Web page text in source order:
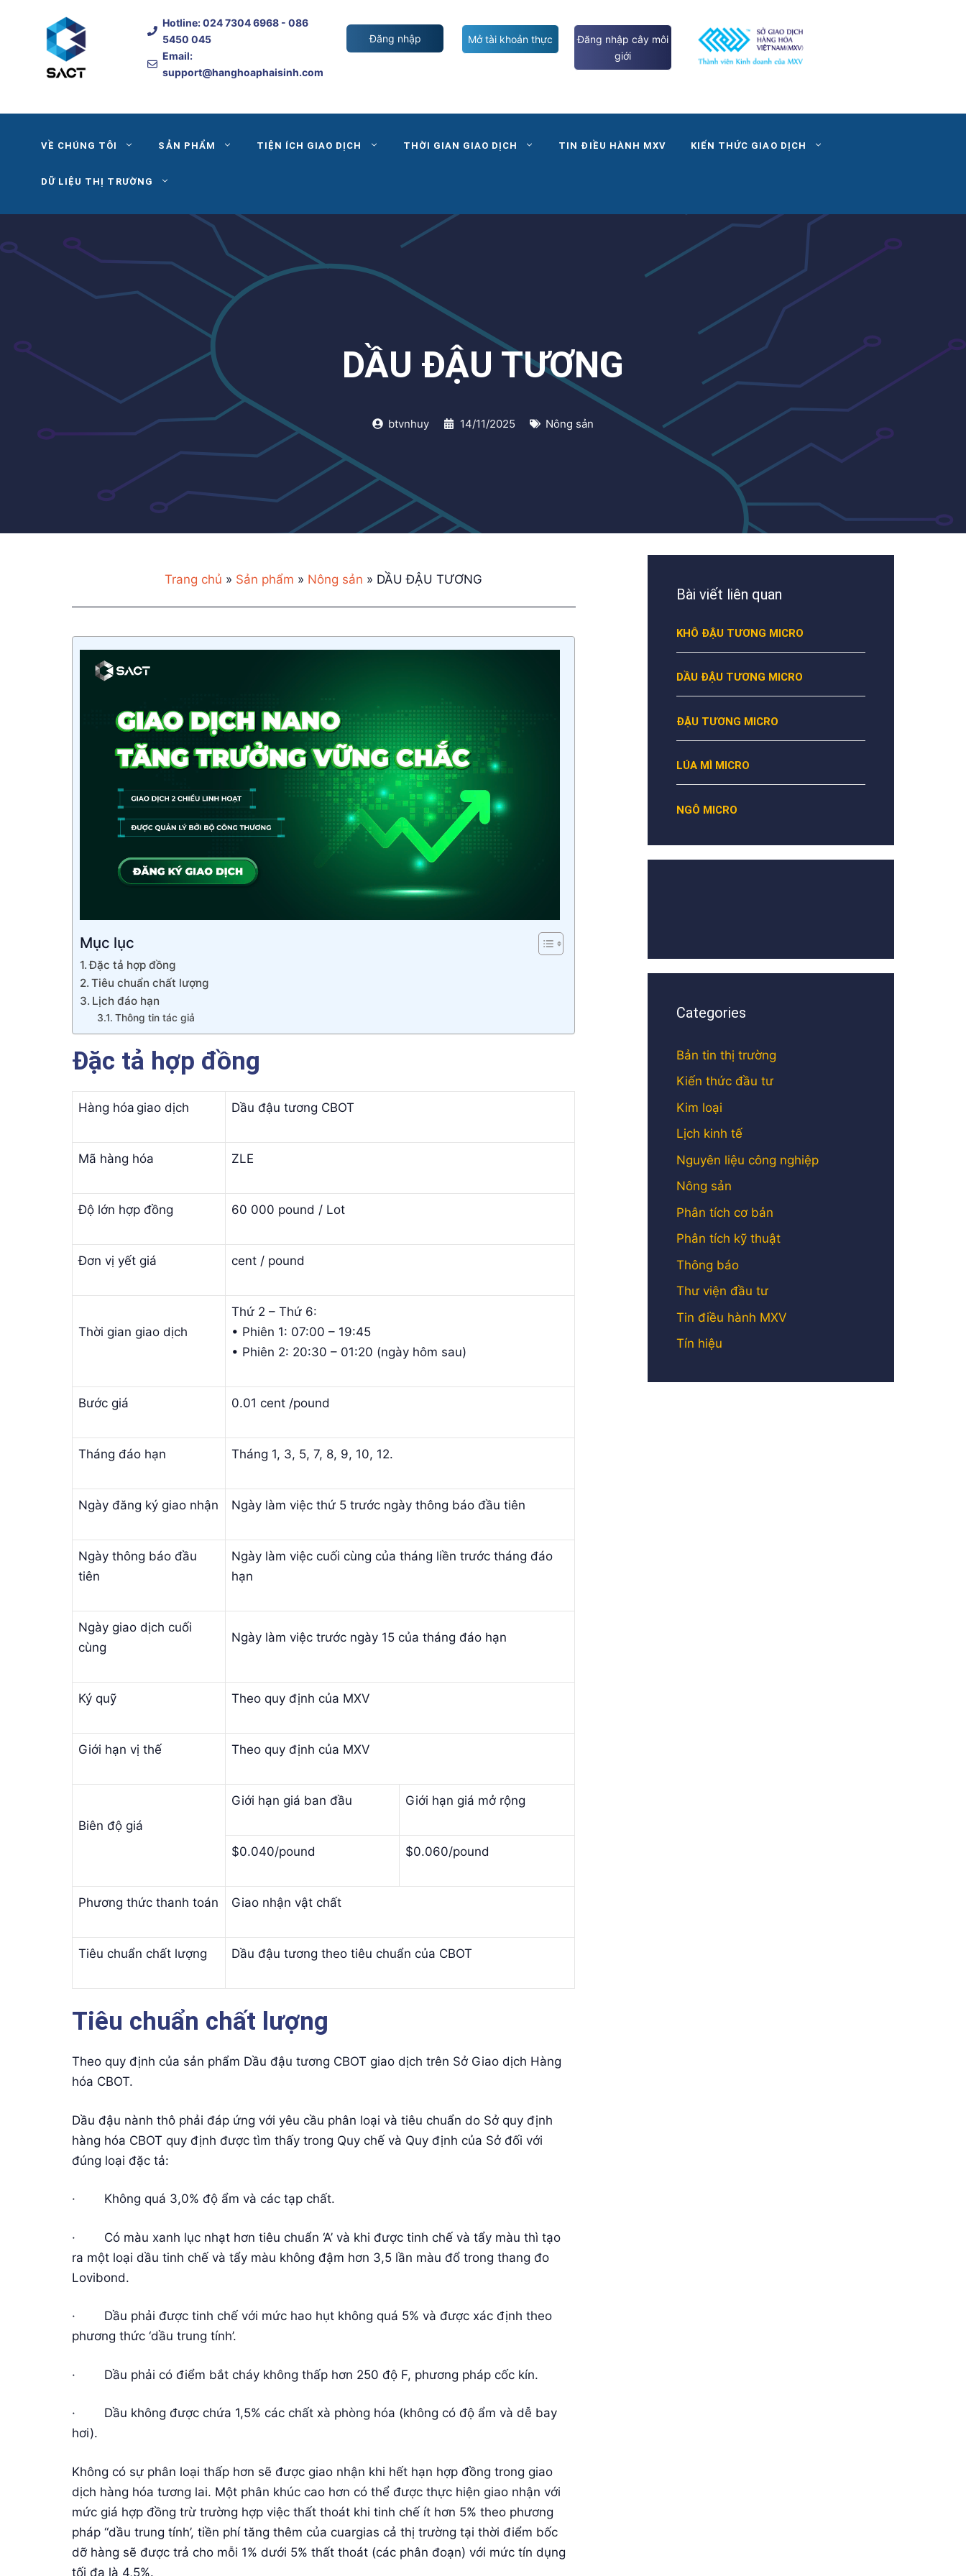
Hotline:024 7304 6968 - 086
5450 045
Email:
support@hanghoaphaisinh.com
Đăng nhập Mở tài khoản thực
Đăng nhập cây môi
giới
VỀ CHÚNG TÔI SẢN PHẨM TIỆN ÍCH GIAO DỊCH THỜI GIAN GIAO DỊCH TIN ĐIỀU HÀNH MXV KIẾN THỨC GIAO DỊCH
DỮ LIỆU THỊ TRƯỜNG
DẦU ĐẬU TƯƠNG
btvnhuy 14/11/2025 Nông sản
Trang chủ » Sản phẩm » Nông sản » DẦU ĐẬU TƯƠNG
Mục lục
Đặc tả hợp đồng
Tiêu chuẩn chất lượng
Lịch đáo hạn
Thông tin tác giả
Đặc tả hợp đồng
Hàng hóa giao dịch Dầu đậu tương CBOT
Mã hàng hóa ZLE
Độ lớn hợp đồng 60 000 pound / Lot
Đơn vị yết giá cent / pound
Thời gian giao dịch
Thứ 2 – Thứ 6:
• Phiên 1: 07:00 – 19:45
• Phiên 2: 20:30 – 01:20 (ngày hôm sau)
Bước giá 0.01 cent /pound
Tháng đáo hạn Tháng 1, 3, 5, 7, 8, 9, 10, 12.
Ngày đăng ký giao nhận Ngày làm việc thứ 5 trước ngày thông báo đầu tiên
Ngày thông báo đầu
tiên
Ngày làm việc cuối cùng của tháng liền trước tháng đáo
hạn
Ngày giao dịch cuối
cùng
Ngày làm việc trước ngày 15 của tháng đáo hạn
Ký quỹ Theo quy định của MXV
Giới hạn vị thế Theo quy định của MXV
Biên độ giá
Giới hạn giá ban đầu Giới hạn giá mở rộng
$0.040/pound $0.060/pound
Phương thức thanh toán Giao nhận vật chất
Tiêu chuẩn chất lượng Dầu đậu tương theo tiêu chuẩn của CBOT
Tiêu chuẩn chất lượng
Theo quy định của sản phẩm Dầu đậu tương CBOT giao dịch trên Sở Giao dịch Hàng
hóa CBOT.
Dầu đậu nành thô phải đáp ứng với yêu cầu phân loại và tiêu chuẩn do Sở quy định
hàng hóa CBOT quy định được tìm thấy trong Quy chế và Quy định của Sở đối với
đúng loại đặc tả:
· Không quá 3,0% độ ẩm và các tạp chất.
· Có màu xanh lục nhạt hơn tiêu chuẩn ‘A’ và khi được tinh chế và tẩy màu thì tạo
ra một loại dầu tinh chế và tẩy màu không đậm hơn 3,5 lần màu đổ trong thang đo
Lovibond.
· Dầu phải được tinh chế với mức hao hụt không quá 5% và được xác định theo
phương thức ‘dầu trung tính’.
· Dầu phải có điểm bắt cháy không thấp hơn 250 độ F, phương pháp cốc kín.
· Dầu không được chứa 1,5% các chất xà phòng hóa (không có độ ẩm và dễ bay
hơi).
Không có sự phân loại thấp hơn sẽ được giao nhận khi hết hạn hợp đồng trong giao
dịch hàng hóa tương lai. Một phân khúc cao hơn có thể được thực hiện giao nhận với
mức giá hợp đồng trừ trường hợp việc thất thoát khi tinh chế ít hơn 5% theo phương
pháp “dầu trung tính’, tiền phí tăng thêm của cuargias cả thị trường tại thời điểm bốc
dỡ hàng sẽ được trả cho mỗi 1% dưới 5% thất thoát (các phân đoạn) với mức tín dụng
tối đa là 4,5%.
Bài viết liên quan
KHÔ ĐẬU TƯƠNG MICRO
DẦU ĐẬU TƯƠNG MICRO
ĐẬU TƯƠNG MICRO
LÚA MÌ MICRO
NGÔ MICRO
Categories
Bản tin thị trường
Kiến thức đầu tư
Kim loại
Lịch kinh tế
Nguyên liệu công nghiệp
Nông sản
Phân tích cơ bản
Phân tích kỹ thuật
Thông báo
Thư viện đầu tư
Tin điều hành MXV
Tín hiệu